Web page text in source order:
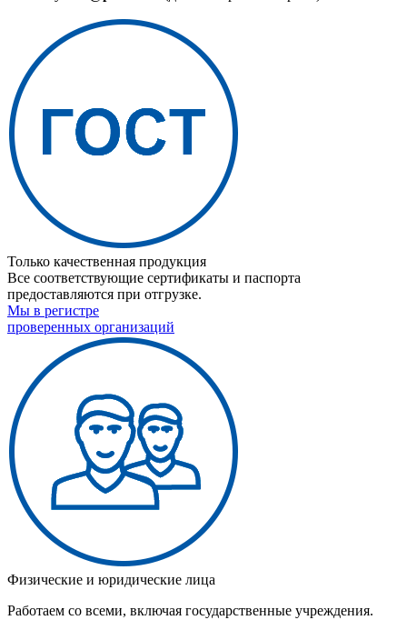
Только качественная продукция
Все соответствующие сертификаты и паспорта
предоставляются при отгрузке.
Мы в регистре
проверенных организаций
Физические и юридические лица
Работаем со всеми, включая государственные учреждения.